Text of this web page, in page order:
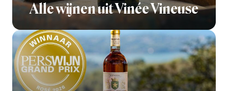
Alle wijnen uit Vinée Vineuse